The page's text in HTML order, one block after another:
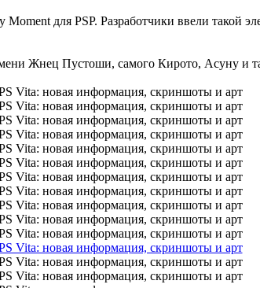
для PSP. Разработчики ввели такой
Жнец Пустоши, самого Кирото, Асуну и